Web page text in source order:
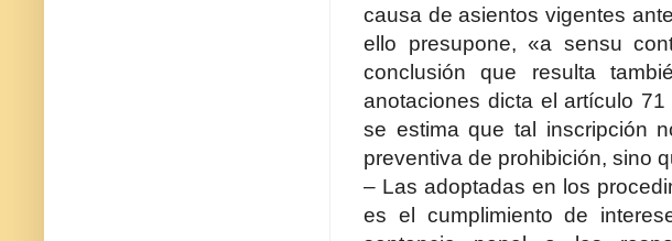
causa de asientos vigentes
ello presupone, «a sensu
conclusión que resulta
anotaciones dicta el artículo
se estima que tal inscripción
preventiva de prohibición, sino
– Las adoptadas en los
es el cumplimiento de